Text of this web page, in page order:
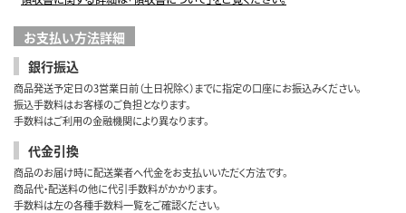
お支払い方法詳細
銀行振込
商品発送予定日の3営業日前（土日祝除く）までに指定の口座にお振込みください。
振込手数料はお客様のご負担となります。
手数料はご利用の金融機関により異なります。
代金引換
商品のお届け時に配送業者へ代金をお支払いいただく方法です。
商品代・配送料の他に代引手数料がかかります。
手数料は左の各種手数料一覧をご確認ください。